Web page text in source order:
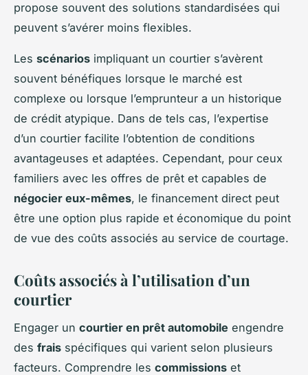
propose souvent des solutions standardisées qui
peuvent s’avérer moins flexibles.
Les scénarios impliquant un courtier s’avèrent
souvent bénéfiques lorsque le marché est
complexe ou lorsque l’emprunteur a un historique
de crédit atypique. Dans de tels cas, l’expertise
d’un courtier facilite l’obtention de conditions
avantageuses et adaptées. Cependant, pour ceux
familiers avec les offres de prêt et capables de
négocier eux-mêmes, le financement direct peut
être une option plus rapide et économique du point
de vue des coûts associés au service de courtage.
Coûts associés à l’utilisation d’un
courtier
Engager un courtier en prêt automobile engendre
des frais spécifiques qui varient selon plusieurs
facteurs. Comprendre les commissions et